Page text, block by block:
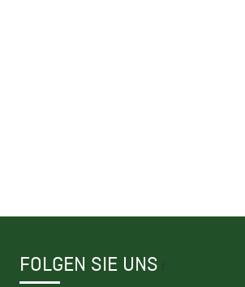
FOLGEN SIE UNS f